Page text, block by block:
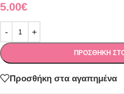
5.00€
ΠΡΟΣΘΉΚΗ
Προσθήκη στα αγαπημένα